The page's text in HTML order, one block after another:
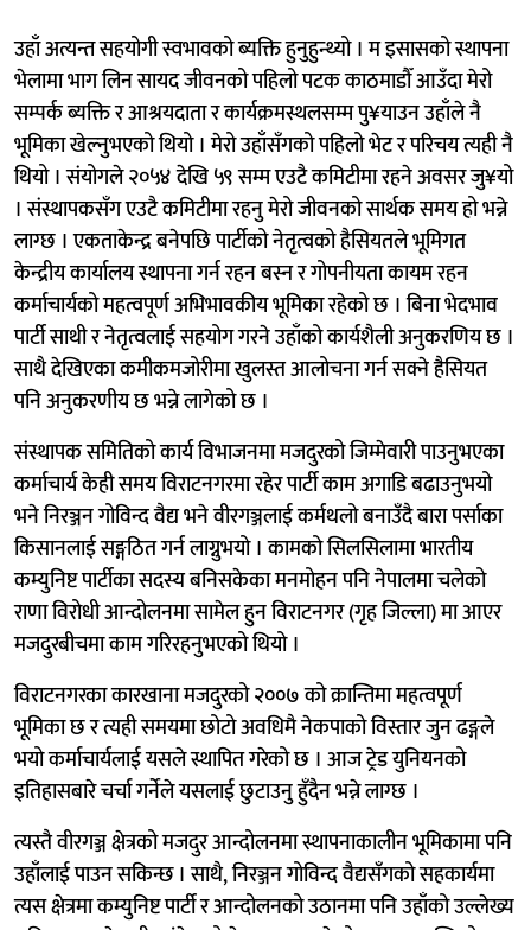
उहाँ अत्यन्त सहयोगी स्वभावको ब्यक्ति हुनुहुन्थ्यो । म इसासको स्थापना
भेलामा भाग लिन सायद जीवनको पहिलो पटक काठमाडौँ आउँदा मेरो
सम्पर्क ब्यक्ति र आश्रयदाता र कार्यक्रमस्थलसम्म पु¥याउन उहाँले नै
भूमिका खेल्नुभएको थियो । मेरो उहाँसँगको पहिलो भेट र परिचय त्यही नै
थियो । संयोगले २०५४ देखि ५९ सम्म एउटै कमिटीमा रहने अवसर जु¥यो
। संस्थापकसँग एउटै कमिटीमा रहनु मेरो जीवनको सार्थक समय हो भन्ने
लाग्छ । एकताकेन्द्र बनेपछि पार्टीको नेतृत्वको हैसियतले भूमिगत
केन्द्रीय कार्यालय स्थापना गर्न रहन बस्न र गोपनीयता कायम रहन
कर्माचार्यको महत्वपूर्ण अभिभावकीय भूमिका रहेको छ । बिना भेदभाव
पार्टी साथी र नेतृत्वलाई सहयोग गरने उहाँको कार्यशैली अनुकरणिय छ ।
साथै देखिएका कमीकमजोरीमा खुलस्त आलोचना गर्न सक्ने हैसियत
पनि अनुकरणीय छ भन्ने लागेको छ ।
संस्थापक समितिको कार्य विभाजनमा मजदुरको जिम्मेवारी पाउनुभएका
कर्माचार्य केही समय विराटनगरमा रहेर पार्टी काम अगाडि बढाउनुभयो
भने निरञ्जन गोविन्द वैद्य भने वीरगञ्जलाई कर्मथलो बनाउँदै बारा पर्साका
किसानलाई सङ्गठित गर्न लाग्नुभयो । कामको सिलसिलामा भारतीय
कम्युनिष्ट पार्टीका सदस्य बनिसकेका मनमोहन पनि नेपालमा चलेको
राणा विरोधी आन्दोलनमा सामेल हुन विराटनगर (गृह जिल्ला) मा आएर
मजदुरबीचमा काम गरिरहनुभएको थियो ।
विराटनगरका कारखाना मजदुरको २००७ को क्रान्तिमा महत्वपूर्ण
भूमिका छ र त्यही समयमा छोटो अवधिमै नेकपाको विस्तार जुन ढङ्गले
भयो कर्माचार्यलाई यसले स्थापित गरेको छ । आज ट्रेड युनियनको
इतिहासबारे चर्चा गर्नेले यसलाई छुटाउनु हुँदैन भन्ने लाग्छ ।
त्यस्तै वीरगञ्ज क्षेत्रको मजदुर आन्दोलनमा स्थापनाकालीन भूमिकामा पनि
उहाँलाई पाउन सकिन्छ । साथै, निरञ्जन गोविन्द वैद्यसँगको सहकार्यमा
त्यस क्षेत्रमा कम्युनिष्ट पार्टी र आन्दोलनको उठानमा पनि उहाँको उल्लेख्य